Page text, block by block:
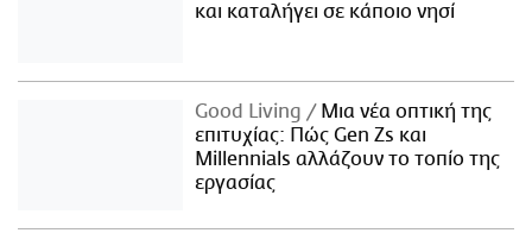
και καταλήγει σε κάποιο νησί
Good Living
Μια νέα οπτική της
επιτυχίας: Πώς Gen Zs και
Millennials αλλάζουν το τοπίο της
εργασίας